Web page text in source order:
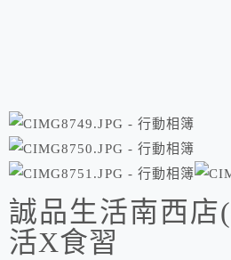
誠品生活南西店
活X食習